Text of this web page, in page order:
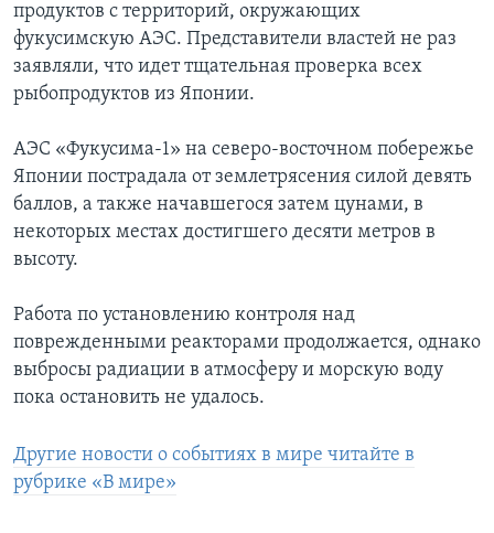
продуктов с территорий, окружающих
фукусимскую АЭС. Представители властей не раз
заявляли, что идет тщательная проверка всех
рыбопродуктов из Японии.
АЭС «Фукусима-1» на северо-восточном побережье
Японии пострадала от землетрясения силой девять
баллов, а также начавшегося затем цунами, в
некоторых местах достигшего десяти метров в
высоту.
Работа по установлению контроля над
поврежденными реакторами продолжается, однако
выбросы радиации в атмосферу и морскую воду
пока остановить не удалось.
Другие новости о событиях в мире читайте в
рубрике «В мире»